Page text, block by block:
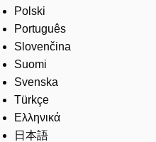
Polski
Português
Slovenčina
Suomi
Svenska
Türkçe
Ελληνικά
日本語